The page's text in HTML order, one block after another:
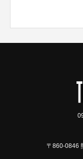
〒860-0846